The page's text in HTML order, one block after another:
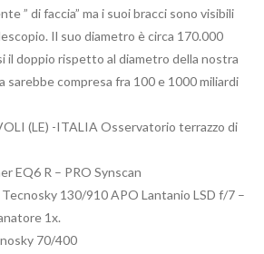
” di faccia” ma i suoi bracci sono visibili
Il suo diametro è circa 170.000
il doppio rispetto al diametro della nostra
sarebbe compresa fra 100 e 1000 miliardi
(LE) -ITALIA Osservatorio terrazzo di
EQ6 R – PRO Synscan
130/910 APO Lantanio LSD f/7 –
1x.
70/400